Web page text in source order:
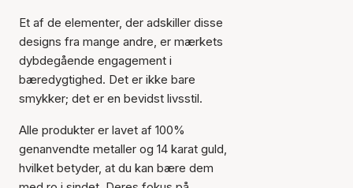
Et af de elementer, der adskiller disse
designs fra mange andre, er mærkets
dybdegående engagement i
bæredygtighed. Det er ikke bare
smykker; det er en bevidst livsstil.
Alle produkter er lavet af 100%
genanvendte metaller og 14 karat guld,
hvilket betyder, at du kan bære dem